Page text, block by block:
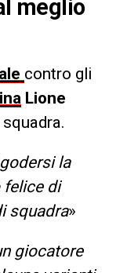
meglio
contro gli
Lione
la
felice di
squadra»
giocatore